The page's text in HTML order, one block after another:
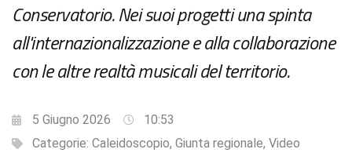
Conservatorio. Nei suoi progetti una spinta
all'internazionalizzazione e alla collaborazione
con le altre realtà musicali del territorio.
5 Giugno 2026
10:53
Categorie: Caleidoscopio, Giunta regionale, Video